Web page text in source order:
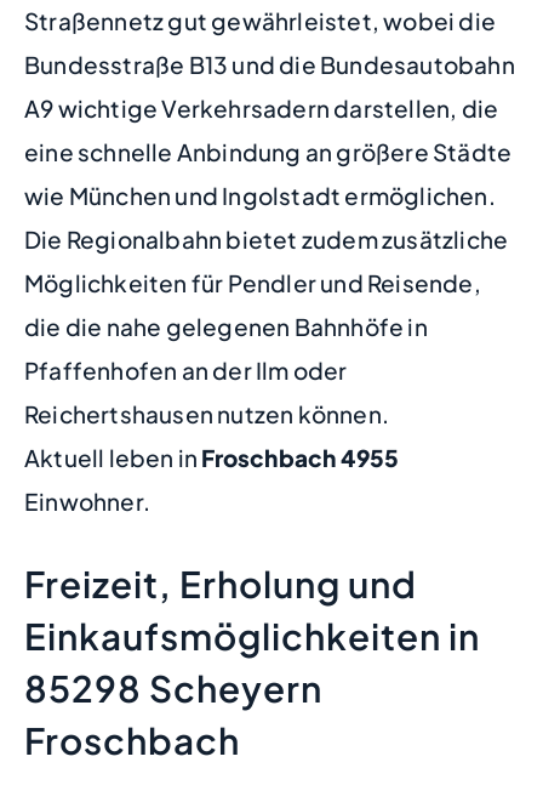
Straßennetz gut gewährleistet, wobei die
Bundesstraße B13 und die Bundesautobahn
A9 wichtige Verkehrsadern darstellen, die
eine schnelle Anbindung an größere Städte
wie München und Ingolstadt ermöglichen.
Die Regionalbahn bietet zudem zusätzliche
Möglichkeiten für Pendler und Reisende,
die die nahe gelegenen Bahnhöfe in
Pfaffenhofen an der Ilm oder
Reichertshausen nutzen können.
Aktuell leben in Froschbach4955
Einwohner.
Freizeit, Erholung und
Einkaufsmöglichkeiten in
85298 Scheyern
Froschbach